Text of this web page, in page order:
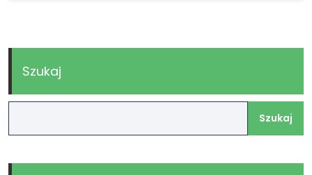
Szukaj
Szukaj